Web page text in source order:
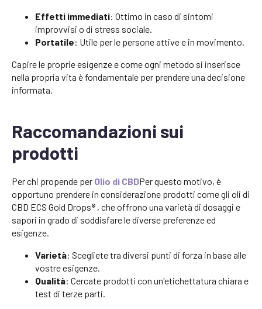
Effetti immediati: Ottimo in caso di sintomi
improvvisi o di stress sociale.
Portatile: Utile per le persone attive e in movimento.
Capire le proprie esigenze e come ogni metodo si inserisce
nella propria vita è fondamentale per prendere una decisione
informata.
Raccomandazioni sui
prodotti
Per chi propende per Olio di CBDPer questo motivo, è
opportuno prendere in considerazione prodotti come gli oli di
CBD ECS Gold Drops® , che offrono una varietà di dosaggi e
sapori in grado di soddisfare le diverse preferenze ed
esigenze.
Varietà: Scegliete tra diversi punti di forza in base alle
vostre esigenze.
Qualità: Cercate prodotti con un'etichettatura chiara e
test di terze parti.